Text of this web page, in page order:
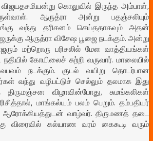
விஜயதசமியன்று கொலுவில் இருந்த அம்பாள்,
ஆருத்ரா அன்று பதஞ்சலியும்
வந்து தரிசனம் செய்ததாகவும் அதன்
ஆருத்ரா விசேஷ பூஜை நடக்கும். அன்று
மற்றொரு பரிசலில் மேள வாத்தியங்கள்
கோயிலைச் சுற்றி வருவார். மாலையில்
நடக்கும். குடல் வயிறு தொடர்பான
வந்து வழிபட்டுச் செல்லும் தலமாக இது
விழாவின்போது, சுமங்கலிகள்
மாங்கல்யம் பலம் பெறும். தம்பதியர்
ஆரோக்கியத்துடன் வாழ்வர். திருமணத் தடை
விரைவில் கல்யாண வரம் கைகூடி வரும்